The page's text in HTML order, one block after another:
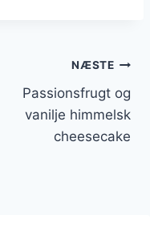
NÆSTE
Passionsfrugt og
vanilje himmelsk
cheesecake